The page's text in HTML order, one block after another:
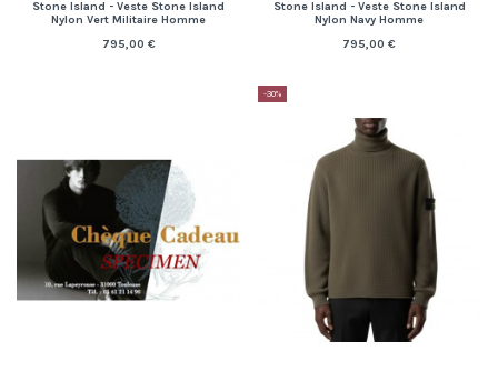
Stone Island - Veste Stone Island
Nylon Vert Militaire Homme
795,00 €
Stone Island - Veste Stone Island
Nylon Navy Homme
795,00 €
-30%